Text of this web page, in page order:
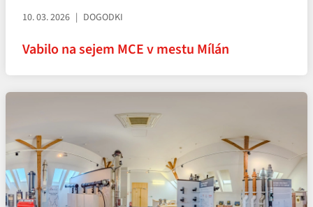
10. 03. 2026 DOGODKI
Vabilo na sejem MCE v mestu Mílán